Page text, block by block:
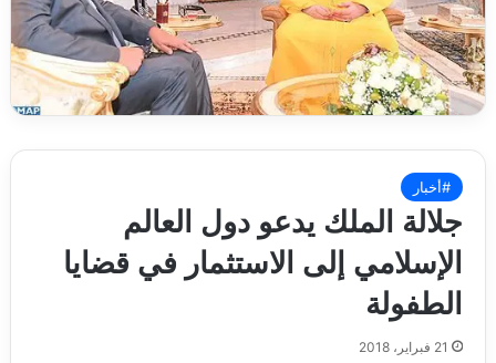
#أخبار
جلالة الملك يدعو دول العالم
الإسلامي إلى الاستثمار في قضايا
الطفولة
21 فبراير، 2018